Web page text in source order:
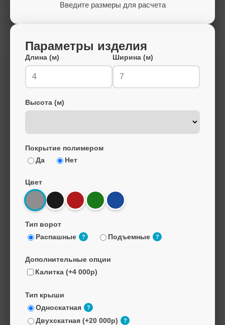
Параметры изделия
Длина (м) Ширина (м)
Высота (м)
Покрытие полимером
Да
Нет
Цвет
Тип ворот
Распашные
? Подъемные ?
Дополнительные опции
Калитка (+4 000р)
Тип крыши
Односкатная
?
Двухскатная (+20 000р) ?
Введите размеры для расчета